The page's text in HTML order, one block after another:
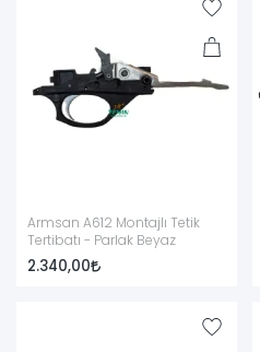
Armsan A612 Montajlı Tetik
Tertibatı - Parlak Beyaz
2.340,00